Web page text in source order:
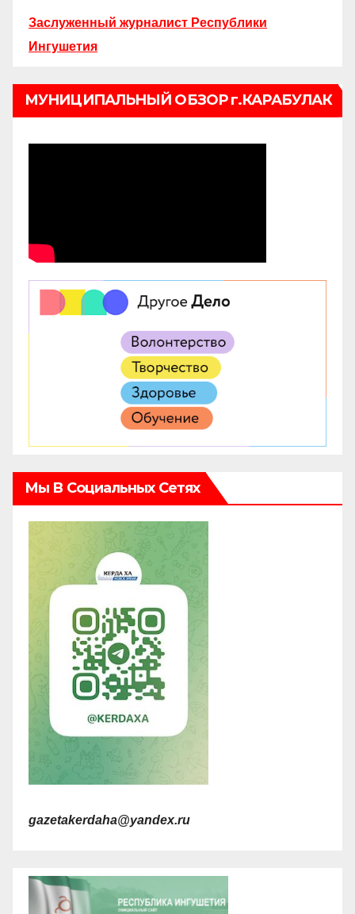
Заслуженный журналист Республики
Ингушетия
МУНИЦИПАЛЬНЫЙ ОБЗОР г.КАРАБУЛАК
Мы В Социальных Сетях
gazetakerdaha@yandex.ru